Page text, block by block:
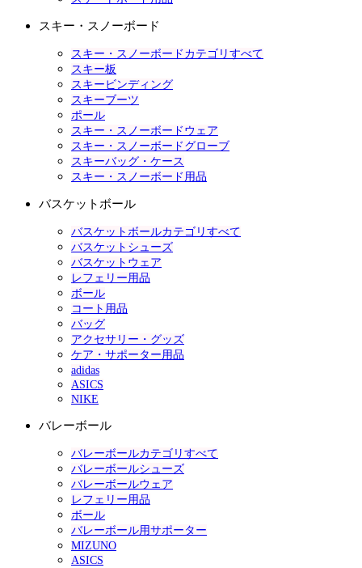
スキー・スノーボード
スキー・スノーボードカテゴリすべて
スキー板
スキービンディング
スキーブーツ
ポール
スキー・スノーボードウェア
スキー・スノーボードグローブ
スキーバッグ・ケース
スキー・スノーボード用品
バスケットボール
バスケットボールカテゴリすべて
バスケットシューズ
バスケットウェア
レフェリー用品
ボール
コート用品
バッグ
アクセサリー・グッズ
ケア・サポーター用品
adidas
ASICS
NIKE
バレーボール
バレーボールカテゴリすべて
バレーボールシューズ
バレーボールウェア
レフェリー用品
ボール
バレーボール用サポーター
MIZUNO
ASICS